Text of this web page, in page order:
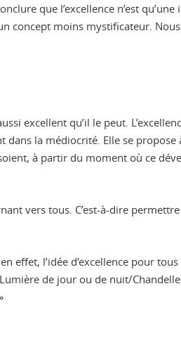
que l’excellence n’est qu’une
concept moins mystificateur. Nous
excellent qu’il le peut.
la médiocrité. Elle se propose
à partir du moment où ce
vers tous. C’est-à-dire
effet, l’idée d’excellence pour
de jour ou de nuit/